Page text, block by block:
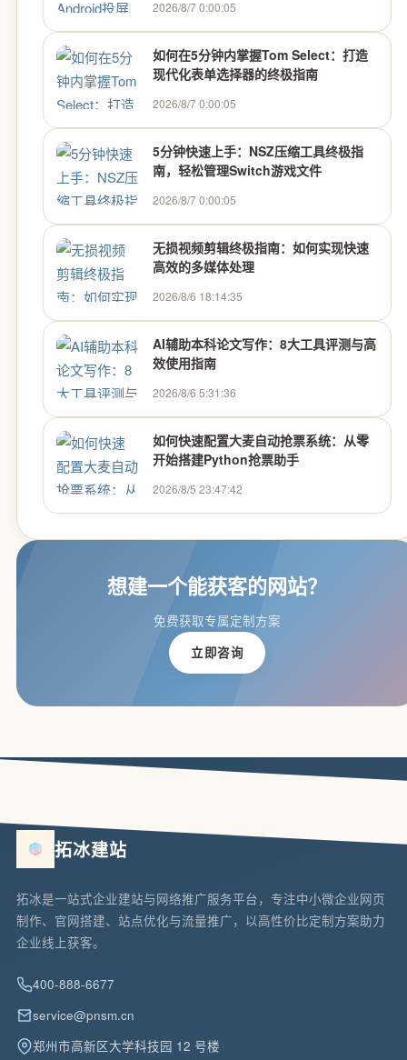
2026/8/7 0:00:05
如何在5分钟内掌握Tom Select：打造
现代化表单选择器的终极指南
2026/8/7 0:00:05
5分钟快速上手：NSZ压缩工具终极指
南，轻松管理Switch游戏文件
2026/8/7 0:00:05
无损视频剪辑终极指南：如何实现快速
高效的多媒体处理
2026/8/6 18:14:35
AI辅助本科论文写作：8大工具评测与高
效使用指南
2026/8/6 5:31:36
如何快速配置大麦自动抢票系统：从零
开始搭建Python抢票助手
2026/8/5 23:47:42
想建一个能获客的网站？
免费获取专属定制方案
立即咨询
拓冰建站
拓冰是一站式企业建站与网络推广服务平台，专注中小微企业网页
制作、官网搭建、站点优化与流量推广，以高性价比定制方案助力
企业线上获客。
400-888-6677
service@pnsm.cn
郑州市高新区大学科技园 12 号楼